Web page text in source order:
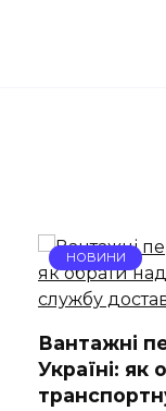
НОВИНИ
Вантажні
Україні: як